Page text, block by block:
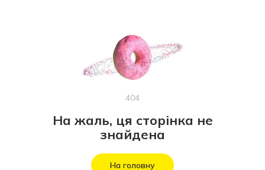
404
На жаль, ця сторінка не
знайдена
На головну